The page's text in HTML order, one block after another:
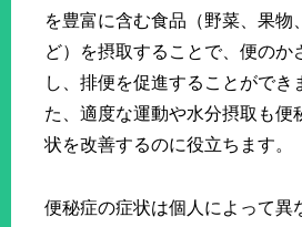
を豊富に含む食品（野菜、果物
ど）を摂取することで、便のか
し、排便を促進することができ
た、適度な運動や水分摂取も便
状を改善するのに役立ちます。
便秘症の症状は個人によって異